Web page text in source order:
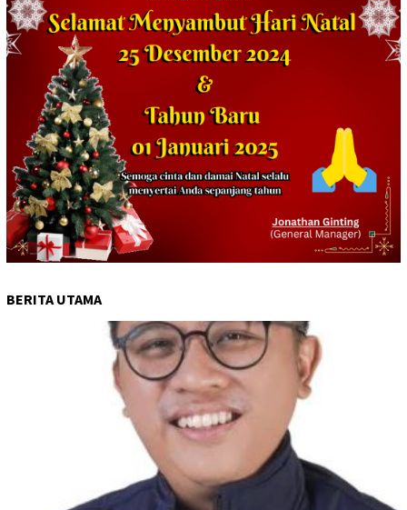
BERITA UTAMA